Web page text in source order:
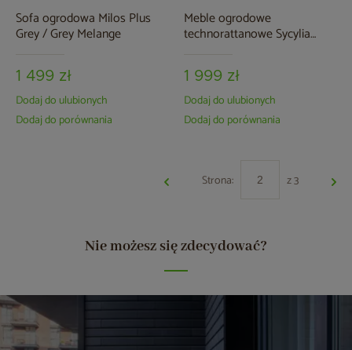
Sofa ogrodowa Milos Plus
Grey / Grey Melange
1 499 zł
Dodaj do ulubionych
Dodaj do porównania
Meble ogrodowe
technorattanowe Sycylia
1 999 zł
Dodaj do ulubionych
Dodaj do porównania
Strona: z 3
Nie możesz się zdecydować?